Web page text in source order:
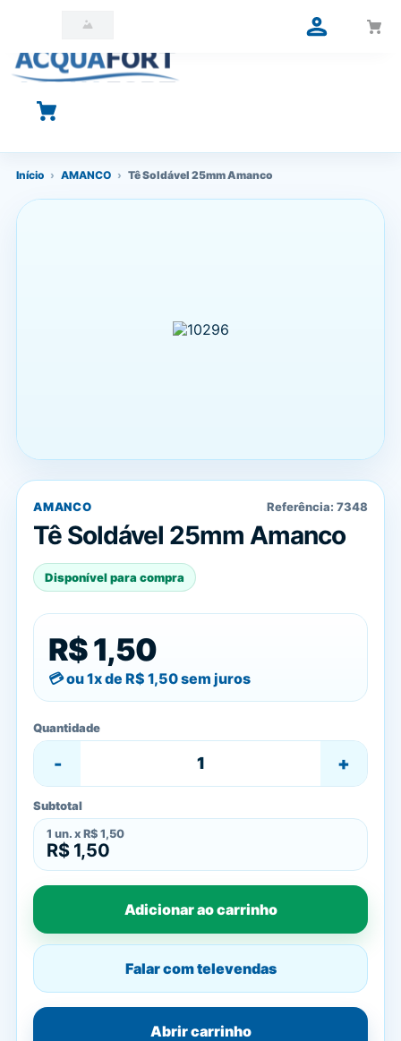
O que você está procurando?
Início › AMANCO › Tê Soldável 25mm Amanco
AMANCO Referência: 7348
Tê Soldável 25mm Amanco
Disponível para compra
R$ 1,50
ou 1x de R$ 1,50sem juros
Quantidade
- +
Subtotal
1 un. x R$ 1,50
R$ 1,50
Adicionar ao carrinho
Falar com televendas
Abrir carrinho